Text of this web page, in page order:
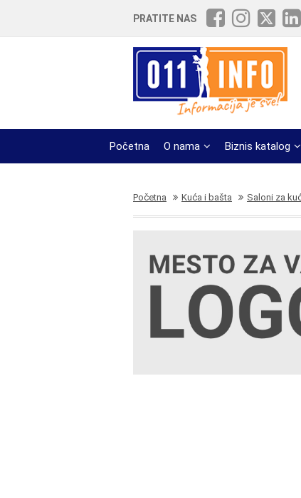
PRATITE NAS
Početna O nama Biznis katalog
Početna Kuća i bašta Saloni za